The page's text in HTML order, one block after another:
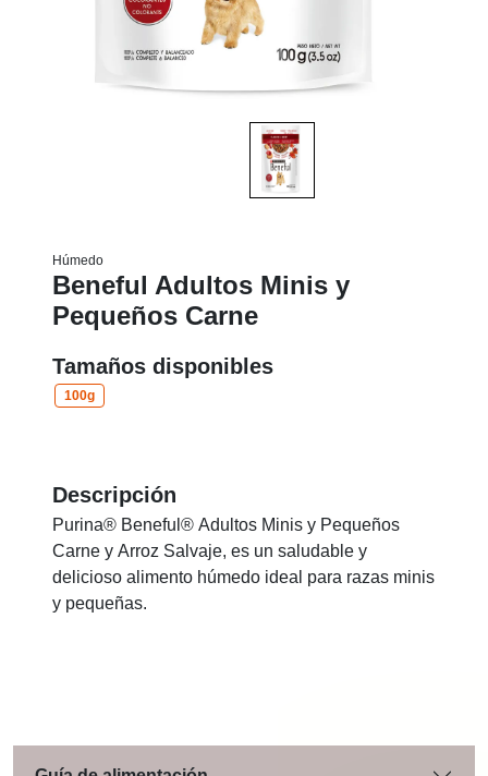
Húmedo
Beneful Adultos Minis y
Pequeños Carne
Tamaños disponibles
100g
Descripción
Purina® Beneful® Adultos Minis y Pequeños
Carne y Arroz Salvaje, es un saludable y
delicioso alimento húmedo ideal para razas minis
y pequeñas.